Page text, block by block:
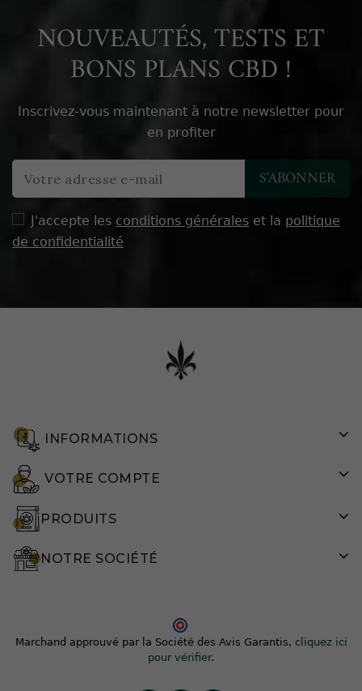
NOUVEAUTÉS, TESTS ET
BONS PLANS CBD !
Inscrivez-vous maintenant à notre newsletter pour
en profiter
J'accepte les conditions générales et la politique
de confidentialité
INFORMATIONS
VOTRE COMPTE
PRODUITS
NOTRE SOCIÉTÉ
Marchand approuvé par la Société des Avis Garantis, cliquez ici
pour vérifier.